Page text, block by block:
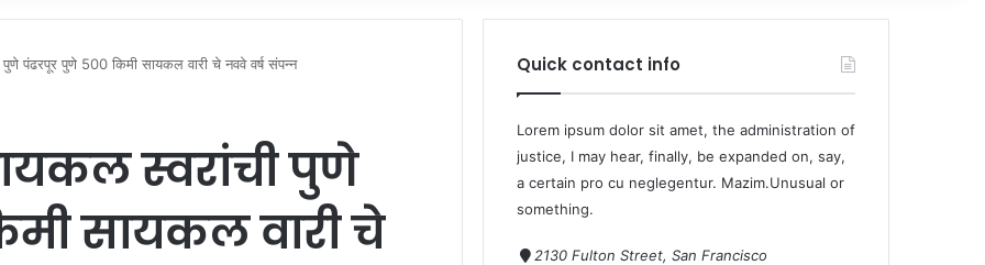
पंढरपूर पुणे 500 किमी सायकल वारी चे नववे वर्ष संपन्न
स्वरांची पुणे
सायकल वारी चे
Quick contact info
Lorem ipsum dolor sit amet, the administration of
justice, I may hear, finally, be expanded on, say,
a certain pro cu neglegentur. Mazim.Unusual or
something.
2130 Fulton Street, San Francisco